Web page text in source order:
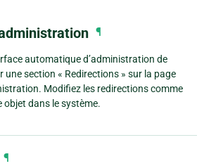
¶
automatique d’administration de
une section « Redirections » sur la page
Modifiez les redirections comme
dans le système.
¶